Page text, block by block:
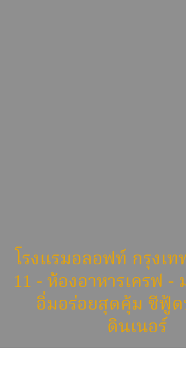
โรงแรมอลอฟท์ กรุงเ
11 - ห้องอาหารเครฟ -
อิ่มอร่อยสุดคุ้ม ซีฟู้
ดินเนอร์